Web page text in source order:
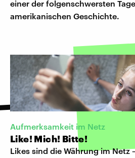
einer der folgenschwersten
amerikanischen Geschichte.
Aufmerksamkeit im Netz
Like! Mich! Bitte!
Likes sind die Währung im Netz